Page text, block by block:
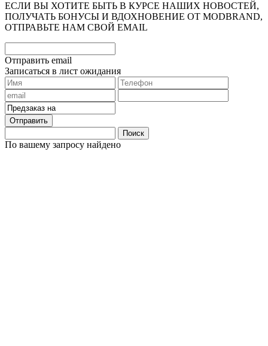
ЕСЛИ ВЫ ХОТИТЕ БЫТЬ В КУРСЕ НАШИХ НОВОСТЕЙ,
ПОЛУЧАТЬ БОНУСЫ И ВДОХНОВЕНИЕ ОТ MODBRAND,
ОТПРАВЬТЕ НАМ СВОЙ EMAIL
Отправить email
Записаться в лист ожидания
Отправить
Поиск
По вашему запросу найдено